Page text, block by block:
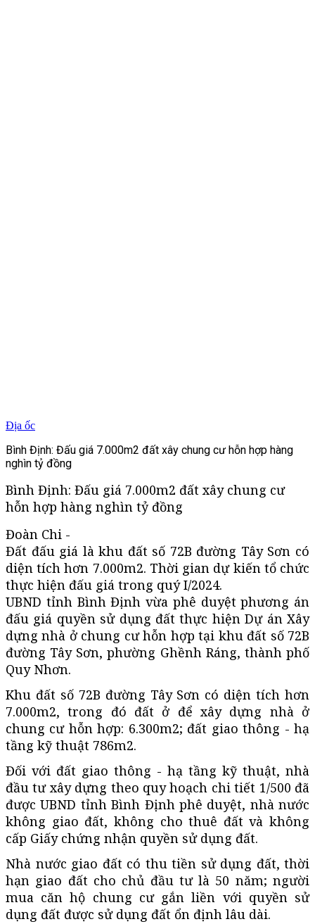
Địa ốc
Bình Định: Đấu giá 7.000m2 đất xây chung cư hỗn hợp hàng
nghìn tỷ đồng
Bình Định: Đấu giá 7.000m2 đất xây chung cư
hỗn hợp hàng nghìn tỷ đồng
Đoàn Chi -
Đất đấu giá là khu đất số 72B đường Tây Sơn có
diện tích hơn 7.000m2. Thời gian dự kiến tổ chức
thực hiện đấu giá trong quý I/2024.
UBND tỉnh Bình Định vừa phê duyệt phương án
đấu giá quyền sử dụng đất thực hiện Dự án Xây
dựng nhà ở chung cư hỗn hợp tại khu đất số 72B
đường Tây Sơn, phường Ghềnh Ráng, thành phố
Quy Nhơn.
Khu đất số 72B đường Tây Sơn có diện tích hơn
7.000m2, trong đó đất ở để xây dựng nhà ở
chung cư hỗn hợp: 6.300m2; đất giao thông - hạ
tầng kỹ thuật 786m2.
Đối với đất giao thông - hạ tầng kỹ thuật, nhà
đầu tư xây dựng theo quy hoạch chi tiết 1/500 đã
được UBND tỉnh Bình Định phê duyệt, nhà nước
không giao đất, không cho thuê đất và không
cấp Giấy chứng nhận quyền sử dụng đất.
Nhà nước giao đất có thu tiền sử dụng đất, thời
hạn giao đất cho chủ đầu tư là 50 năm; người
mua căn hộ chung cư gắn liền với quyền sử
dụng đất được sử dụng đất ổn định lâu dài.